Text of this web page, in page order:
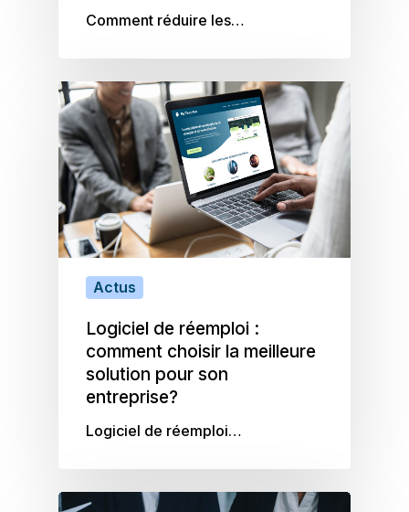
(Plan-Do-Check-Act) pour :
environnementaux significatifs
Définir une politique
environnementale cohérente
Établir des objectifs et cibles
mesurables
Mettre en œuvre des processus
de contrôle et de surveillance
Documenter et améliorer
Comment réduire les…
Actus
Logiciel de réemploi :
comment choisir la meilleure
solution pour son
entreprise?
Logiciel de réemploi…